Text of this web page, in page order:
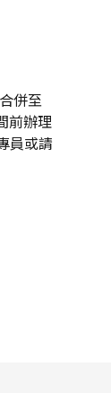
併至
前辦理
員或請